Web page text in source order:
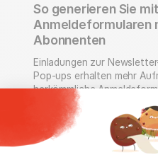
So generieren Sie
Anmeldeformularen
Abonnenten
Einladungen zur
Pop-ups erhalten mehr
herkömmliche
14. September 2020